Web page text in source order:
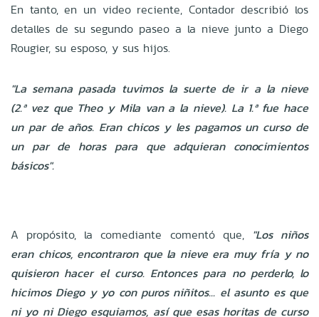
En tanto, en un video reciente, Contador describió los
detalles de su segundo paseo a la nieve junto a Diego
Rougier, su esposo, y sus hijos.
"La semana pasada tuvimos la suerte de ir a la nieve
(2.ª vez que Theo y Mila van a la nieve). La 1.ª fue hace
un par de años. Eran chicos y les pagamos un curso de
un par de horas para que adquieran conocimientos
básicos".
A propósito, la comediante comentó que,"Los niños
eran chicos, encontraron que la nieve era muy fría y no
quisieron hacer el curso. Entonces para no perderlo, lo
hicimos Diego y yo con puros niñitos... el asunto es que
ni yo ni Diego esquiamos, así que esas horitas de curso